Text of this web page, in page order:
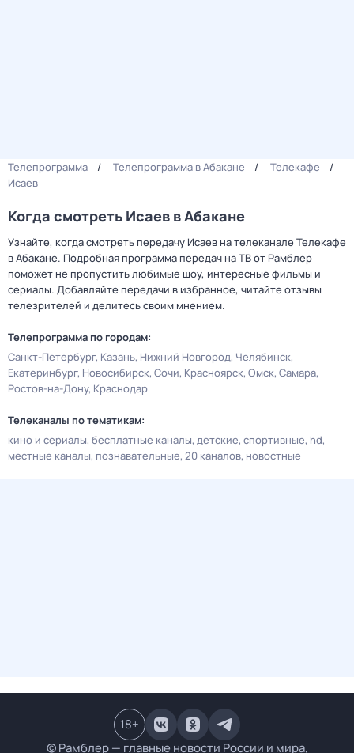
Телепрограмма Телепрограмма в Абакане
Телекафе
Исаев
Когда смотреть Исаев в Абакане
Узнайте, когда смотреть передачу Исаев на телеканале Телекафе
в Абакане. Подробная программа передач на ТВ от Рамблер
поможет не пропустить любимые шоу, интересные фильмы и
сериалы. Добавляйте передачи в избранное, читайте отзывы
телезрителей и делитесь своим мнением.
Телепрограмма по городам:
Санкт-Петербург Казань Нижний Новгород Челябинск
Екатеринбург Новосибирск Сочи Красноярск Омск Самара
Ростов-на-Дону Краснодар
Телеканалы по тематикам:
кино и сериалы бесплатные каналы детские спортивные hd
местные каналы познавательные 20 каналов новостные
© Рамблер — главные новости России и мира,
18+